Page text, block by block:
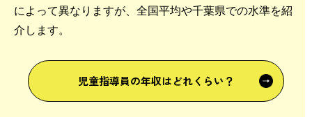
によって異なりますが、全国平均や千葉県での水準を紹
介します。
児童指導員の年収はどれくらい？